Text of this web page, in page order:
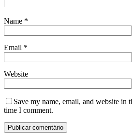
Name *
Email *
Website
Save my name, email, and website in
time I comment.